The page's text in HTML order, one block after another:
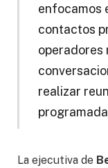
enfocamos
contactos
operadores
realizar
La ejecutiva de